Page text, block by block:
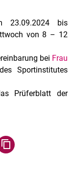
23.09.2024 bis
von 8 – 12
bei Frau
Sportinstitutes
Prüferblatt der
teilen
über Facebook